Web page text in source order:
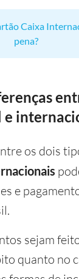
Caixa
pena?
os dois
e
sejam
quanto no